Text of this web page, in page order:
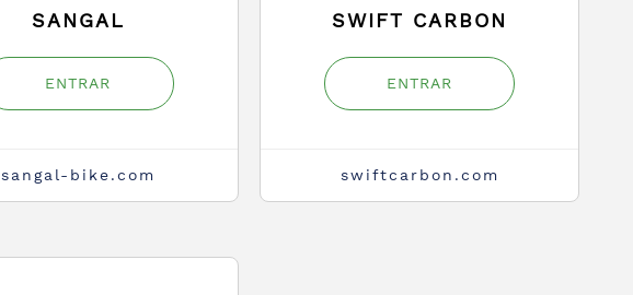
SANGAL
ENTRAR
sangal-bike.com
SWIFT CARBON
ENTRAR
swiftcarbon.com